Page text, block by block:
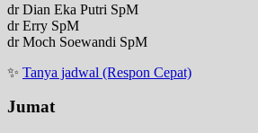
dr Dian Eka Putri SpM
dr Erry SpM
dr Moch Soewandi SpM
✨ Tanya jadwal (Respon Cepat)
Jumat